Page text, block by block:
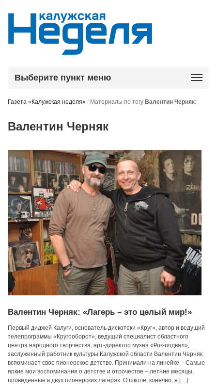
Выберите пункт меню
Газета «Калужская неделя» / Материалы по тегу Валентин Черняк:
Валентин Черняк
Валентин Черняк: «Лагерь – это целый мир!»
Первый диджей Калуги, основатель дискотеки «Круг», автор и ведущий
телепрограммы «Кругооборот», ведущий специалист областного
центра народного творчества, арт-директор музея «Рок-подвал»,
заслуженный работник культуры Калужской области Валентин Черняк
вспоминает свое пионерское детство. Принимали на линейке – Самые
яркие мои воспоминания о детстве и отрочестве – летние месяцы,
проведенные в двух пионерских лагерях. О школе, конечно, я […]